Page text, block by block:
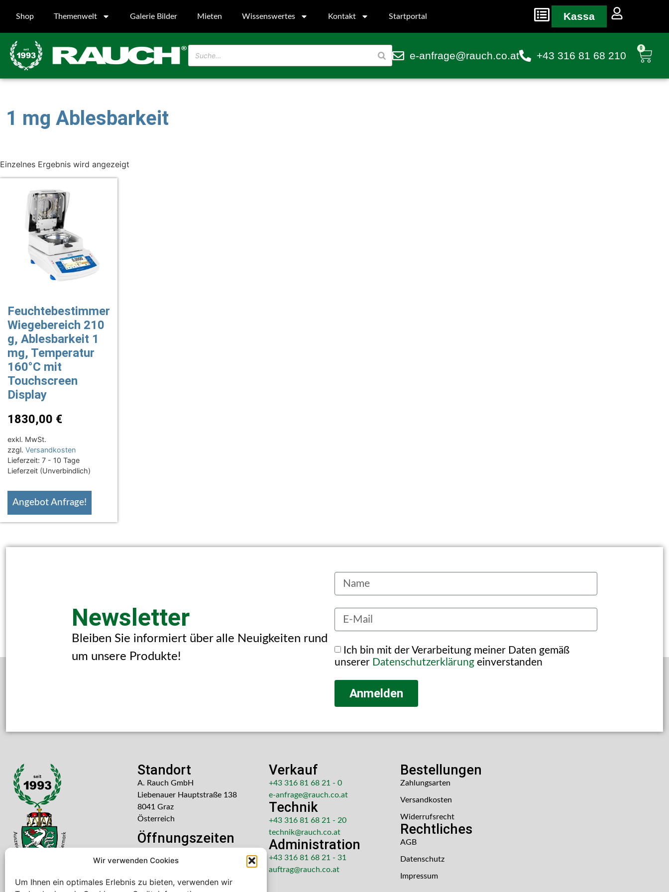
Wir verwenden Cookies
Um Ihnen ein optimales Erlebnis zu bieten, verwenden wir
Shop Themenwelt Galerie Bilder Mieten Wissenswertes Kontakt Startportal Kassa
e-anfrage@rauch.co.at +43 316 81 68 210
0
1 mg Ablesbarkeit
Einzelnes Ergebnis wird angezeigt
Feuchtebestimmer
Wiegebereich 210
g, Ablesbarkeit 1
mg, Temperatur
160°C mit
Touchscreen
Display
1830,00 €
exkl. MwSt.
zzgl. Versandkosten
Lieferzeit: 7 - 10 Tage
Lieferzeit (Unverbindlich)
Angebot Anfrage!
Newsletter
Bleiben Sie informiert über alle Neuigkeiten rund
um unsere Produkte!
Ich bin mit der Verarbeitung meiner Daten gemäß
unserer Datenschutzerklärung einverstanden
Anmelden
Standort
A. Rauch GmbH
Liebenauer Hauptstraße 138
8041 Graz
Österreich
Öffnungszeiten
Freitag: 08:00 – 14:30 Uhr
Verkauf
+43 316 81 68 21 - 0
e-anfrage@rauch.co.at
Technik
+43 316 81 68 21 - 20
technik@rauch.co.at
Administration
+43 316 81 68 21 - 31
auftrag@rauch.co.at
Bestellungen
Zahlungsarten
Versandkosten
Widerrufsrecht
Rechtliches
AGB
Datenschutz
Impressum